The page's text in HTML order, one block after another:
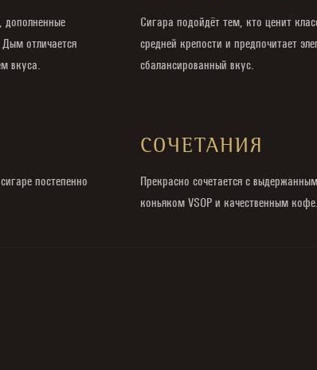
дополненные
отличается
вкуса.
Сигара подойдёт тем, кто ценит
средней крепости и предпочитает
сбалансированный вкус.
постепенно
СОЧЕТАНИЯ
Прекрасно сочетается с
коньяком VSOP и качественным кофе.